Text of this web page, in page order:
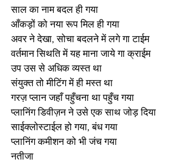
साल का नाम बदल ही गया
आँकड़ों को नया रूप मिल ही गया
अवर ने देखा, सोचा बदलने में लगे गा टाईम
वर्तमान सिथति में यह माना जाये गा क्राईम
उप उस से अधिक व्यस्त था
संयुक्त तो मीटिंग में ही मस्त था
गरज़ प्लान जहाँ पहुँचना था पहुँच गया
प्लानिंग डिवीज़न ने उसे एक साथ जोड़ दिया
साईक्लोस्टाईल हो गया, बंध गया
प्लानिंग कमीशन को भी जंच गया
नतीजा